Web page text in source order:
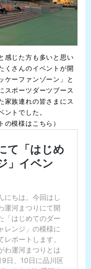
感じた方も多いと思い
くさんのイベントが開
ケーファンゾーン」と
スポーツダーツブース
家族連れの皆さまにス
ントでした。
の模様はこちら）